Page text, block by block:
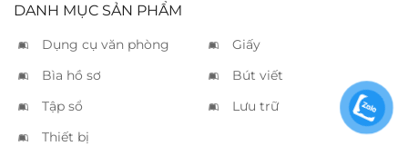
DANH MỤC SẢN PHẨM
Dụng cụ văn phòng
Giấy
Bìa hồ sơ
Bút viết
Tập sổ
Lưu trữ
Thiết bị